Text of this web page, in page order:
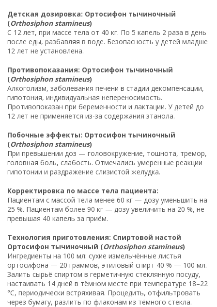
Детская дозировка: Ортосифон тычиночный
(Orthosiphon stamineus)
С 12 лет, при массе тела от 40 кг. По 5 капель 2 раза в день
после еды, разбавляя в воде. Безопасность у детей младше
12 лет не установлена.
Противопоказания: Ортосифон тычиночный
(Orthosiphon stamineus)
Алкоголизм, заболевания печени в стадии декомпенсации,
гипотония, индивидуальная непереносимость.
Противопоказан при беременности и лактации. У детей до
12 лет не применяется из-за содержания этанола.
Побочные эффекты: Ортосифон тычиночный
(Orthosiphon stamineus)
При превышении доз — головокружение, тошнота, тремор,
головная боль, слабость. Отмечались умеренные реакции
гипотонии и раздражение слизистой желудка.
Корректировка по массе тела пациента:
Пациентам с массой тела менее 60 кг — дозу уменьшить на
25 %. Пациентам более 90 кг — дозу увеличить на 20 %, не
превышая 40 капель за приём.
Технология приготовления: Спиртовой настой
Ортосифон тычиночный (Orthosiphon stamineus)
Ингредиенты на 100 мл: сухие измельчённые листья
ортосифона — 20 граммов, этиловый спирт 40 % — 100 мл.
Залить сырьё спиртом в герметичную стеклянную посуду,
настаивать 14 дней в тёмном месте при температуре 18–22
°C, периодически встряхивая. Процедить, отфильтровать
через бумагу, разлить по флаконам из тёмного стекла.